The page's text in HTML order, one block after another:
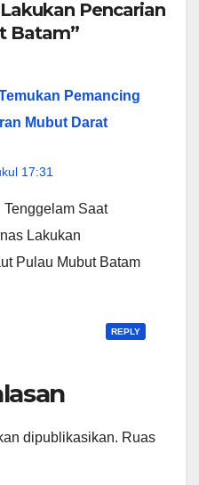
Pencarian
Batam”
Pemancing
Mubut Darat
17:31
Saat
Lakukan
Pulau Mubut Batam
REPLY
dipublikasikan. Ruas